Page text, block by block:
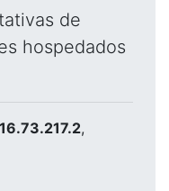
de
hospedados
,